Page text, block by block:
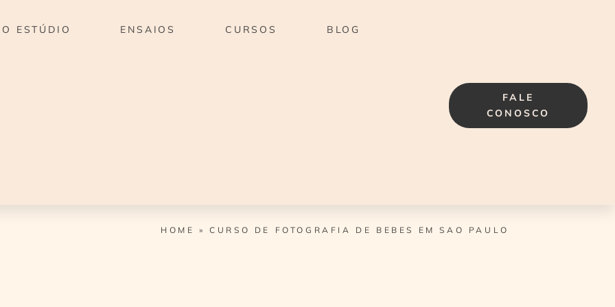
O ESTÚDIO ENSAIOS CURSOS BLOG
FALE
CONOSCO
HOME »CURSO DE FOTOGRAFIA DE BEBES EM SAO PAULO